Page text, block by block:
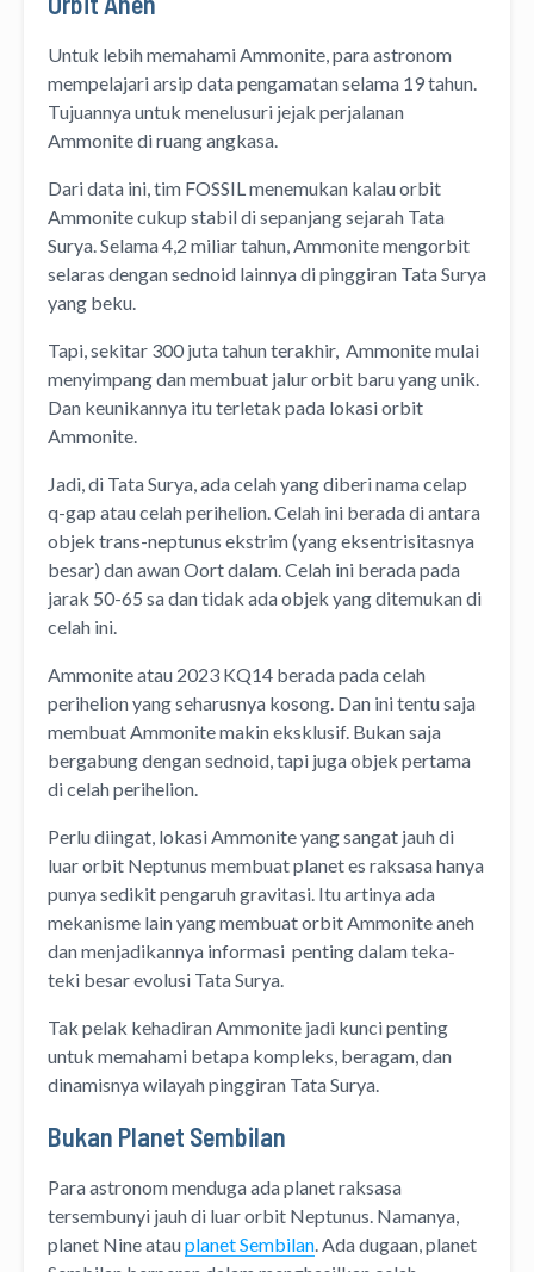
Untuk lebih memahami Ammonite, para astronom
mempelajari arsip data pengamatan selama 19 tahun.
Tujuannya untuk menelusuri jejak perjalanan
Ammonite di ruang angkasa.
Dari data ini, tim FOSSIL menemukan kalau orbit
Ammonite cukup stabil di sepanjang sejarah Tata
Surya. Selama 4,2 miliar tahun, Ammonite mengorbit
selaras dengan sednoid lainnya di pinggiran Tata Surya
yang beku.
Tapi, sekitar 300 juta tahun terakhir, Ammonite mulai
menyimpang dan membuat jalur orbit baru yang unik.
Dan keunikannya itu terletak pada lokasi orbit
Ammonite.
Jadi, di Tata Surya, ada celah yang diberi nama celap
q-gap atau celah perihelion. Celah ini berada di antara
objek trans-neptunus ekstrim (yang eksentrisitasnya
besar) dan awan Oort dalam. Celah ini berada pada
jarak 50-65 sa dan tidak ada objek yang ditemukan di
celah ini.
Ammonite atau 2023 KQ14 berada pada celah
perihelion yang seharusnya kosong. Dan ini tentu saja
membuat Ammonite makin eksklusif. Bukan saja
bergabung dengan sednoid, tapi juga objek pertama
di celah perihelion.
Perlu diingat, lokasi Ammonite yang sangat jauh di
luar orbit Neptunus membuat planet es raksasa hanya
punya sedikit pengaruh gravitasi. Itu artinya ada
mekanisme lain yang membuat orbit Ammonite aneh
dan menjadikannya informasi penting dalam teka-
teki besar evolusi Tata Surya.
Tak pelak kehadiran Ammonite jadi kunci penting
untuk memahami betapa kompleks, beragam, dan
dinamisnya wilayah pinggiran Tata Surya.
Bukan Planet Sembilan
Para astronom menduga ada planet raksasa
tersembunyi jauh di luar orbit Neptunus. Namanya,
planet Nine atauplanet Sembilan. Ada dugaan, planet